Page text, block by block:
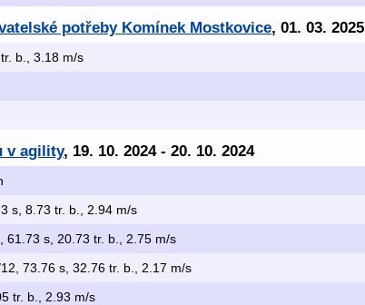
potřeby Komínek Mostkovice, 01. 03. 2025
b., 3.18 m/s
v agility, 19. 10. 2024 - 20. 10. 2024
s, 8.73 tr. b., 2.94 m/s
61.73 s, 20.73 tr. b., 2.75 m/s
73.76 s, 32.76 tr. b., 2.17 m/s
tr. b., 2.93 m/s